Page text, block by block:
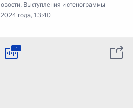
, Выступления и стенограммы
года, 13:40
: